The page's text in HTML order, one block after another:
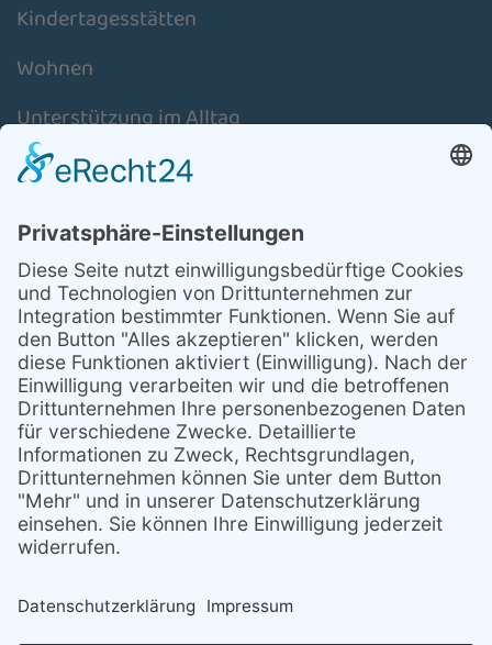
Kindertagesstätten
Wohnen
Unterstützung im Alltag
Schulassistenz
Aktuelles
Über uns
Stellenmarkt
Mitglied werden/ Spenden
Kontakt
Anfahrt